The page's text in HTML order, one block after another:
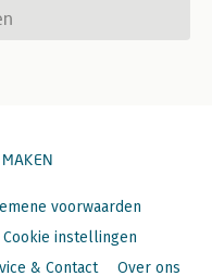
voorwaarden
Cookie instellingen
& Contact Over ons